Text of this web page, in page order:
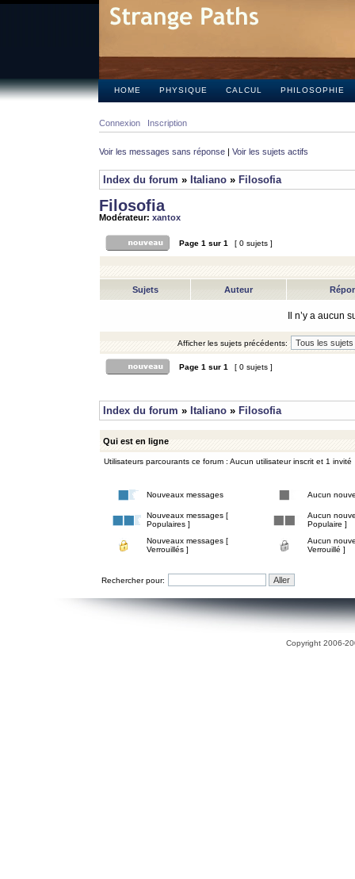
HOME PHYSIQUE CALCUL PHILOSOPHIE
Connexion Inscription
Voir les messages sans réponse | Voir les sujets actifs
Index du forum » Italiano » Filosofia
Filosofia
Modérateur: xantox
Page 1 sur 1 [ 0 sujets ]
Sujets Auteur
Il n’y a aucun
Afficher les sujets précédents:
Page 1 sur 1 [ 0 sujets ]
Index du forum » Italiano » Filosofia
Qui est en ligne
Utilisateurs parcourants ce forum : Aucun utilisateur inscrit et 1 invité
Nouveaux messages Aucun
Nouveaux messages [
Populaires ]
Aucun
Populaire ]
Nouveaux messages [
Verrouillés ]
Aucun
Verrouillé ]
Rechercher pour:
Copyright 2006-